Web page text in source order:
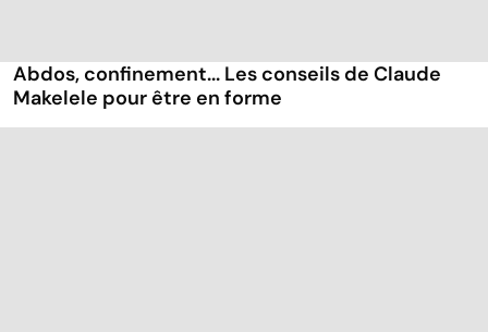
Abdos, confinement... Les conseils de Claude
Makelele pour être en forme